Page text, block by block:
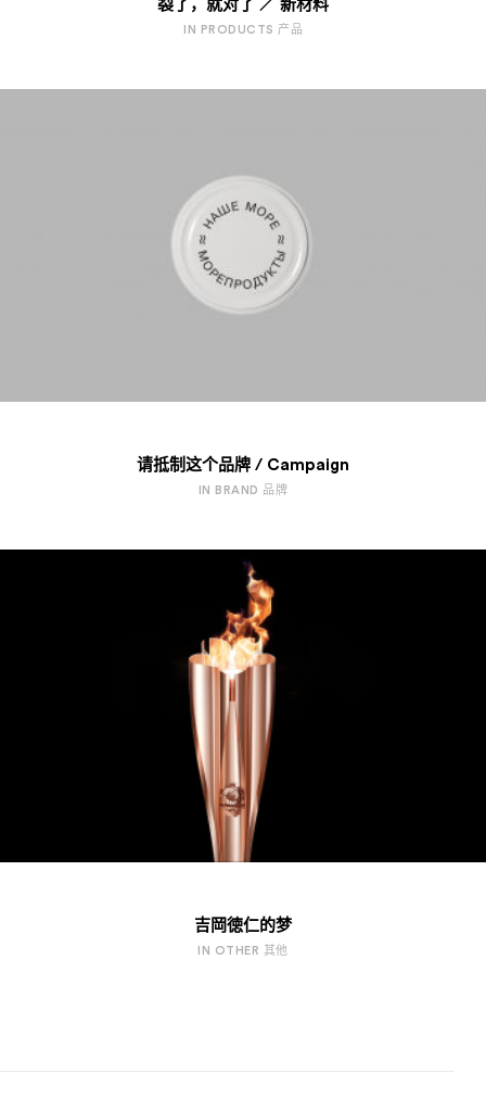
裂了，就对了 ／ 新材料
IN PRODUCTS 产品
请抵制这个品牌 / Campaign
IN BRAND 品牌
吉岡徳仁的梦
IN OTHER 其他